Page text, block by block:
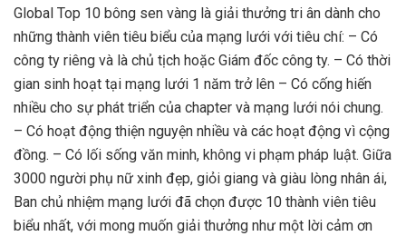
Global Top 10 bông sen vàng là giải thưởng tri ân dành cho
những thành viên tiêu biểu của mạng lưới với tiêu chí: – Có
công ty riêng và là chủ tịch hoặc Giám đốc công ty. – Có thời
gian sinh hoạt tại mạng lưới 1 năm trở lên – Có cống hiến
nhiều cho sự phát triển của chapter và mạng lưới nói chung.
– Có hoạt động thiện nguyện nhiều và các hoạt động vì cộng
đồng. – Có lối sống văn minh, không vi phạm pháp luật. Giữa
3000 người phụ nữ xinh đẹp, giỏi giang và giàu lòng nhân ái,
Ban chủ nhiệm mạng lưới đã chọn được 10 thành viên tiêu
biểu nhất, với mong muốn giải thưởng như một lời cảm ơn